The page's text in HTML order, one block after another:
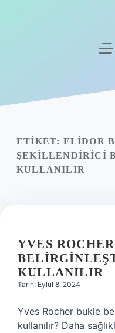
Yasal Uyarı
Hakkımızda
ETIKET: ELIDOR
ŞEKILLENDIRICI
KULLANILIR
YVES
KULLANILIR
Tarih: Eylül 8, 2024
Yves Rocher bukle
kullanılır? Daha